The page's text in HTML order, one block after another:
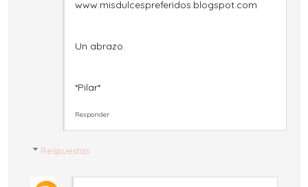
www.misdulcespreferidos.blogspot.com
Un abrazo.
*Pilar*
Responder
Respuestas